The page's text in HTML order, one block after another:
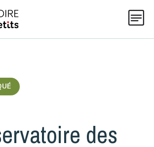
les données 0-5
des